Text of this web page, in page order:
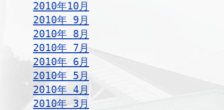
2010年10月
2010年 9月
2010年 8月
2010年 7月
2010年 6月
2010年 5月
2010年 4月
2010年 3月